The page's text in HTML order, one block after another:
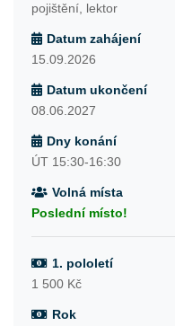
pojištění, lektor
Datum zahájení
15.09.2026
Datum ukončení
08.06.2027
Dny konání
ÚT 15:30-16:30
Volná místa
Poslední místo!
1. pololetí
1 500 Kč
Rok